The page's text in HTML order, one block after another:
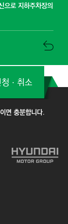
으로 지하주차장의
면 충분합니다.
ㆍ취소